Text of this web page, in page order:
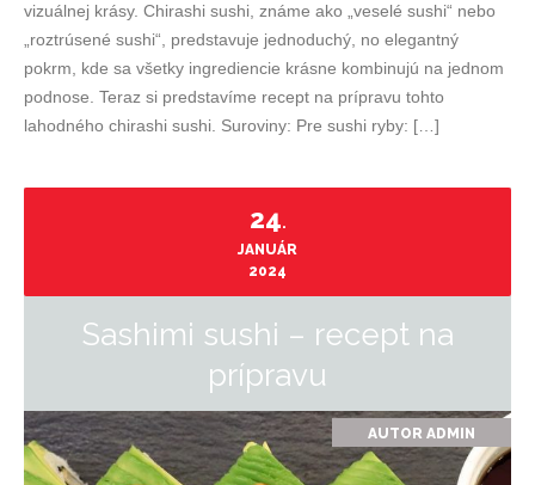
vizuálnej krásy. Chirashi sushi, známe ako „veselé sushi“ nebo
„roztrúsené sushi“, predstavuje jednoduchý, no elegantný
pokrm, kde sa všetky ingrediencie krásne kombinujú na jednom
podnose. Teraz si predstavíme recept na prípravu tohto
lahodného chirashi sushi. Suroviny: Pre sushi ryby: […]
24.
JANUÁR
2024
Sashimi sushi – recept na
prípravu
AUTOR ADMIN